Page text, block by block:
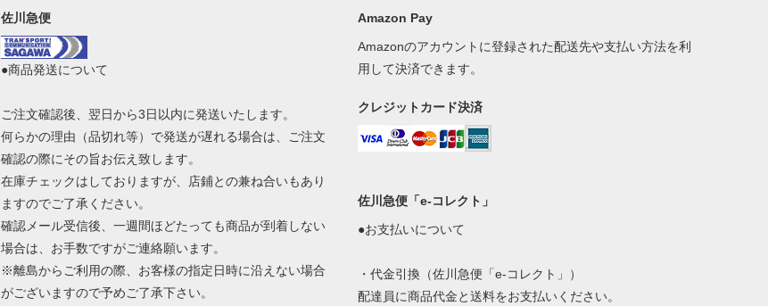
佐川急便
●商品発送について
ご注文確認後、翌日から3日以内に発送いたします。
何らかの理由（品切れ等）で発送が遅れる場合は、ご注文
確認の際にその旨お伝え致します。
在庫チェックはしておりますが、店鋪との兼ね合いもあり
ますのでご了承ください。
確認メール受信後、一週間ほどたっても商品が到着しない
場合は、お手数ですがご連絡願います。
※離島からご利用の際、お客様の指定日時に沿えない場合
がございますので予めご了承下さい。
Amazon Pay
Amazonのアカウントに登録された配送先や支払い方法を利
用して決済できます。
クレジットカード決済
佐川急便「e-コレクト」
●お支払いについて
・代金引換（佐川急便「e-コレクト」）
配達員に商品代金と送料をお支払いください。